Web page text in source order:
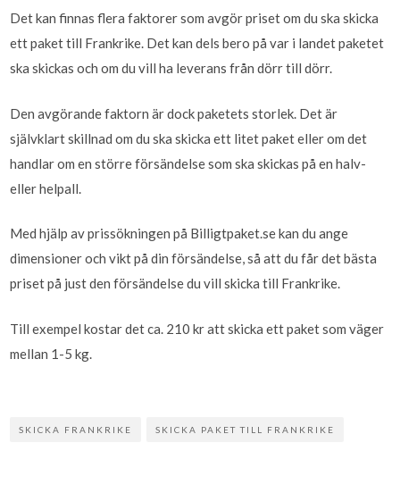
Det kan finnas flera faktorer som avgör priset om du ska skicka
ett paket till Frankrike. Det kan dels bero på var i landet paketet
ska skickas och om du vill ha leverans från dörr till dörr.
Den avgörande faktorn är dock paketets storlek. Det är
självklart skillnad om du ska skicka ett litet paket eller om det
handlar om en större försändelse som ska skickas på en halv-
eller helpall.
Med hjälp av prissökningen på Billigtpaket.se kan du ange
dimensioner och vikt på din försändelse, så att du får det bästa
priset på just den försändelse du vill skicka till Frankrike.
Till exempel kostar det ca. 210 kr att skicka ett paket som väger
mellan 1-5 kg.
SKICKA FRANKRIKE SKICKA PAKET TILL FRANKRIKE